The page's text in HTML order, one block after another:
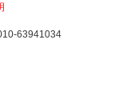
63941034